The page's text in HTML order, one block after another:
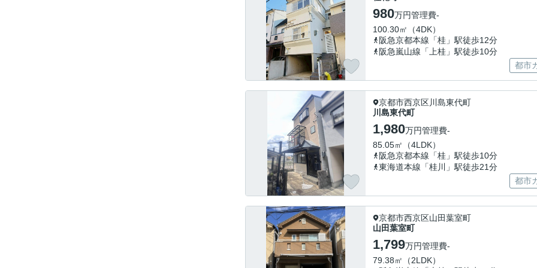
980万円管理費-
100.30㎡（4DK）
阪急京都本線「桂」駅徒歩12分
阪急嵐山線「上桂」駅徒歩10分
都市
京都市西京区川島東代町
川島東代町
1,980万円管理費-
85.05㎡（4LDK）
阪急京都本線「桂」駅徒歩10分
東海道本線「桂川」駅徒歩21分
都市
京都市西京区山田葉室町
山田葉室町
1,799万円管理費-
79.38㎡（2LDK）